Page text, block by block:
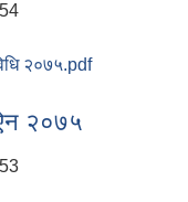
२०७५.pdf
२०७५